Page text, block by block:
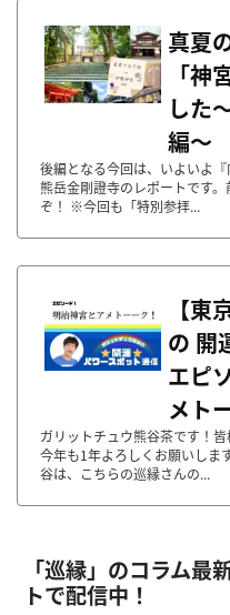
真夏
「神
した
編～
後編となる今回は、いよいよ
熊岳金剛證寺のレポートです
ぞ！ ※今回も「特別参拝...
【
の 開
エピ
メト
ガリットチュウ熊谷茶です！
今年も1年よろしくお願いしま
谷は、こちらの巡縁さんの...
「巡縁」のコラム
トで配信中！